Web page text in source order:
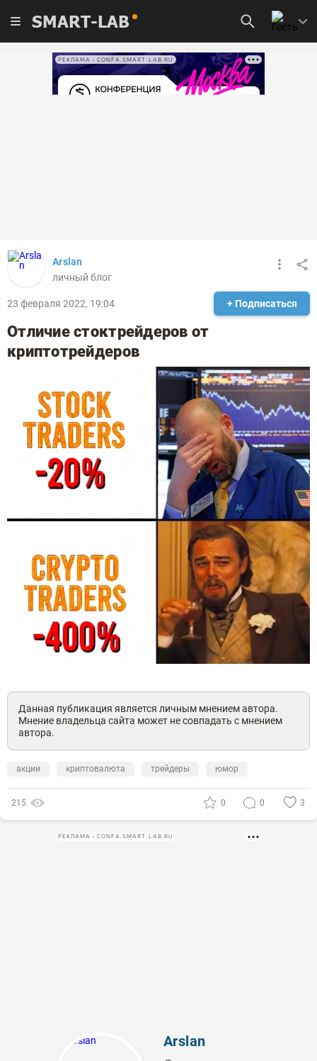
SMART-LAB
РЕКЛАМА • CONFA.SMART-LAB.RU
Arslan
личный блог
23 февраля 2022, 19:04 + Подписаться
Отличие стоктрейдеров от
криптотрейдеров
Данная публикация является личным мнением автора.
Мнение владельца сайта может не совпадать с мнением
автора.
акции криптовалюта трейдеры юмор
215 0 0 3
РЕКЛАМА • CONFA.SMART-LAB.RU
Arslan